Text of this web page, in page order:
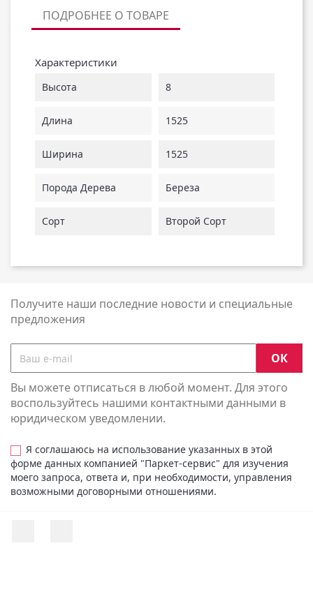
ПОДРОБНЕЕ О ТОВАРЕ
Характеристики
Высота 8
Длина 1525
Ширина 1525
Порода Дерева Береза
Сорт Второй Сорт
Получите наши последние новости и специальные
предложения
Вы можете отписаться в любой момент. Для этого
воспользуйтесь нашими контактными данными в
юридическом уведомлении.
Я соглашаюсь на использование указанных в этой
форме данных компанией "Паркет-сервис" для изучения
моего запроса, ответа и, при необходимости, управления
возможными договорными отношениями.